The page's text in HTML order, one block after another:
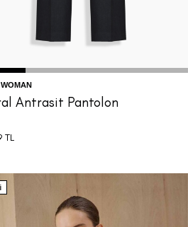
34 42
Antrasit Pantolon
TL